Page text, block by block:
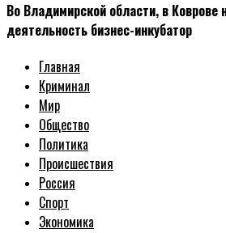
Во Владимирской области, в Коврове
деятельность бизнес-инкубатор
Главная
Криминал
Мир
Общество
Политика
Происшествия
Россия
Спорт
Экономика